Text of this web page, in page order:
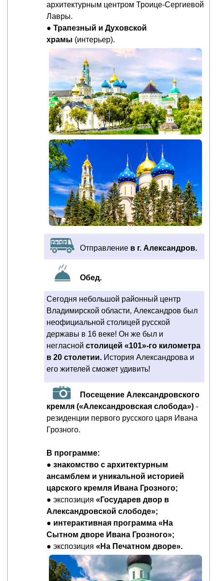
архитектурным центром Троице-Сергиевой
Лавры.
● Трапезный и Духовской
храмы (интерьер).
Отправление в г. Александров.
Обед.
Сегодня небольшой районный центр
Владимирской области, Александров был
неофициальной столицей русской
державы в 16 веке! Он же был и
негласной столицей «101»-го километра
в 20 столетии. История Александрова и
его жителей сможет удивить!
Посещение Александровского
кремля («Александровская слобода») -
резиденции первого русского царя Ивана
Грозного.
В программе:
● знакомство с архитектурным
ансамблем и уникальной историей
царского кремля Ивана Грозного;
● экспозиция «Государев двор в
Александровской слободе»;
● интерактивная программа «На
Сытном дворе Ивана Грозного»;
● экспозиция «На Печатном дворе».